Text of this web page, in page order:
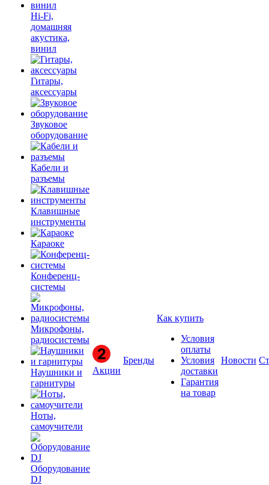
Hi-Fi,
домашняя
акустика,
винил
Гитары,
аксессуары
Звуковое
оборудование
Кабели и
разъемы
Клавишные
инструменты
Караоке
Конференц-
системы
Микрофоны,
радиосистемы
Наушники и
гарнитуры
Ноты,
самоучители
Оборудование
DJ
Акции
Бренды
Как купить
Условия
оплаты
Условия
доставки
Гарантия
на товар
Новости